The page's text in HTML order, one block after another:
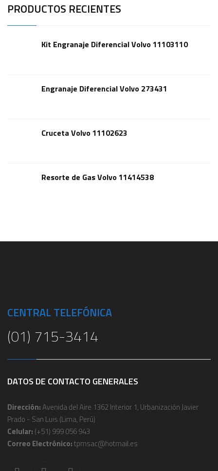
PRODUCTOS RECIENTES
Kit Engranaje Diferencial Volvo 11103110
Engranaje Diferencial Volvo 273431
Cruceta Volvo 11102623
Resorte de Gas Volvo 11414538
CENTRAL TELEFÓNICA
(01) 715-3414
DATOS DE CONTACTO GENERALES
Dirección:Avenida del Aire 1362 Interior 1, Urbanización Javier
Prado - San Luis (Lima, Perú)
Celular: (+51) 999 056 943
Correo Electrónico:tpmsac@hotmail.es